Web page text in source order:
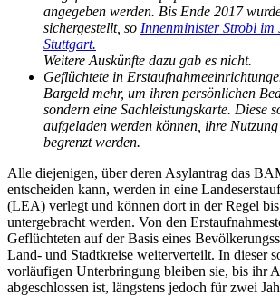
angegeben werden. Bis Ende 2017
sichergestellt, so Innenminister Strobl
Stuttgart.
Weitere Auskünfte dazu gab es nicht.
Geflüchtete in
Bargeld mehr, um ihren persönlichen
sondern eine Sachleistungskarte. Diese
aufgeladen werden können, ihre
begrenzt werden.
Alle diejenigen, über deren Asylantrag das
entscheiden kann, werden in eine
(LEA) verlegt und können dort in der Regel
untergebracht werden. Von den
Geflüchteten auf der Basis eines
Land- und Stadtkreise weiterverteilt. In dieser
vorläufigen Unterbringung bleiben sie, bis ihr
abgeschlossen ist, längstens jedoch für zwei